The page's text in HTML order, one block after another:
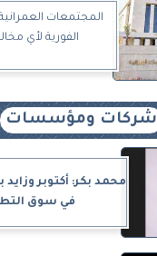
المجتمعات العمرانية
الفورية لأي
شركات ومؤسسات
محمد بكر: أكتوبر
في سوق